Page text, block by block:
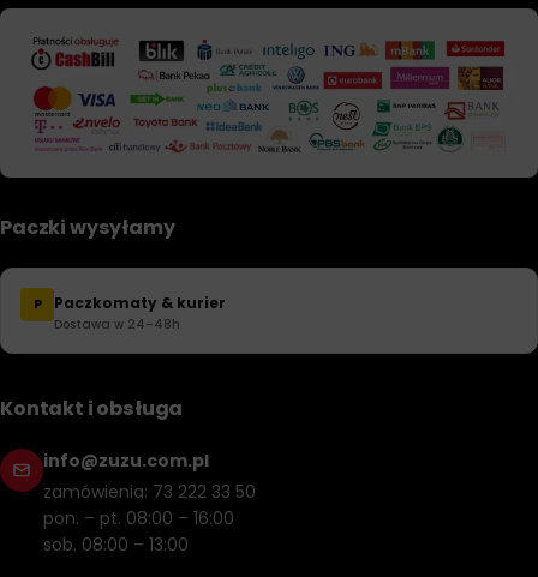
Paczki wysyłamy
P Paczkomaty & kurier
Dostawa w 24–48h
Kontakt i obsługa
info@zuzu.com.pl
zamówienia: 73 222 33 50
pon. – pt. 08:00 – 16:00
sob. 08:00 – 13:00